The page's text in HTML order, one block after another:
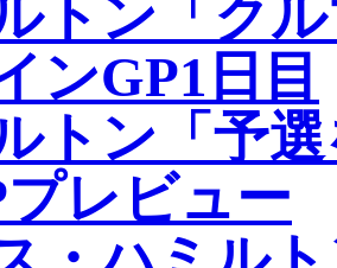
トン「ク
ンGP1日目
トン「予
レビュー